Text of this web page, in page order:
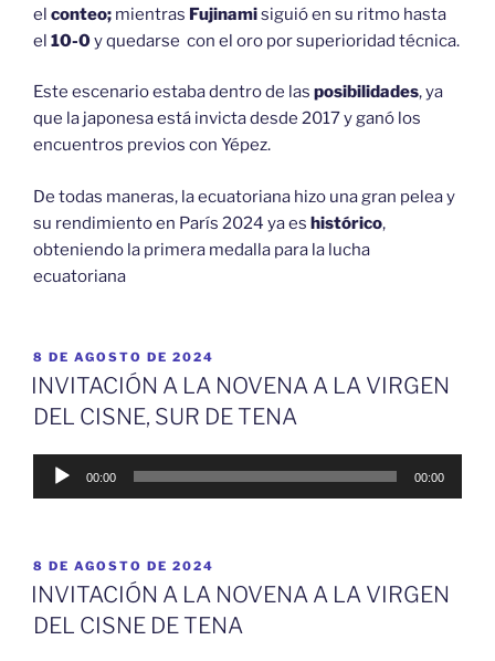
el conteo; mientras Fujinamisiguió en su ritmo hasta
el 10-0y quedarse con el oro por superioridad técnica.
Este escenario estaba dentro de las posibilidades, ya
que la japonesa está invicta desde 2017 y ganó los
encuentros previos con Yépez.
De todas maneras, la ecuatoriana hizo una gran pelea y
su rendimiento en París 2024 ya es histórico,
obteniendo la primera medalla para la lucha
ecuatoriana
PUBLICADO
EL
8 DE AGOSTO DE 2024
INVITACIÓN A LA NOVENA A LA VIRGEN
DEL CISNE, SUR DE TENA
Reproductor
00:00 00:00
PUBLICADO
EL
8 DE AGOSTO DE 2024
INVITACIÓN A LA NOVENA A LA VIRGEN
DEL CISNE DE TENA